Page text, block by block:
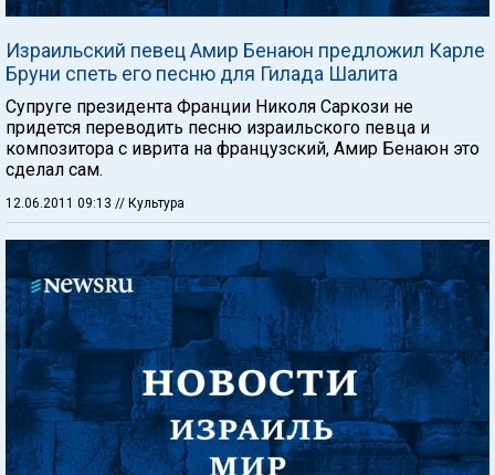
Израильский певец Амир Бенаюн предложил Карле
Бруни спеть его песню для Гилада Шалита
Супруге президента Франции Николя Саркози не
придется переводить песню израильского певца и
композитора с иврита на французский, Амир Бенаюн это
сделал сам.
12.06.2011 09:13 // Культура